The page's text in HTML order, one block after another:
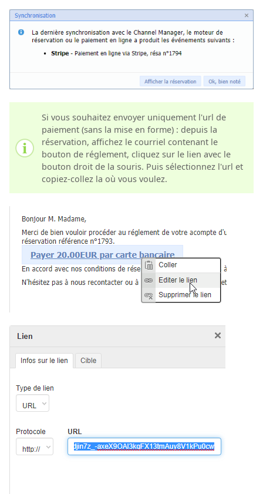
Si vous souhaitez envoyer uniquement l'url de
paiement (sans la mise en forme) : depuis la
réservation, affichez le courriel contenant le
bouton de réglement, cliquez sur le lien avec le
bouton droit de la souris. Puis sélectionnez l'url et
copiez-collez la où vous voulez.